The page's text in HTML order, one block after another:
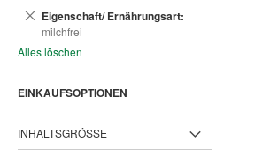
Eigenschaft/ Ernährungsart
milchfrei
Dies
entfernen
Alles löschen
EINKAUFSOPTIONEN
INHALTSGRÖSSE